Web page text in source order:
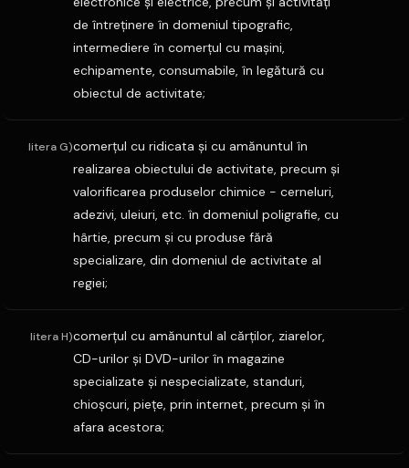
de întreţinere în domeniul tipografic,
intermediere în comerţul cu maşini,
echipamente, consumabile, în legătură cu
obiectul de activitate;
litera G)comerţul cu ridicata şi cu amănuntul în
realizarea obiectului de activitate, precum şi
valorificarea produselor chimice - cerneluri,
adezivi, uleiuri, etc. în domeniul poligrafie, cu
hârtie, precum şi cu produse fără
specializare, din domeniul de activitate al
regiei;
litera H)comerţul cu amănuntul al cărţilor, ziarelor,
CD-urilor şi DVD-urilor în magazine
specializate şi nespecializate, standuri,
chioşcuri, pieţe, prin internet, precum şi în
afara acestora;